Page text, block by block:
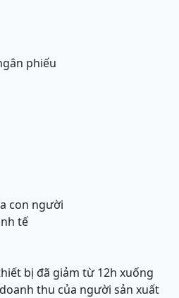
phiếu
con người
tế
bị đã giảm từ 12h xuống
thu của người sản xuất